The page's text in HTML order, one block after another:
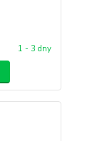
1 - 3 dny